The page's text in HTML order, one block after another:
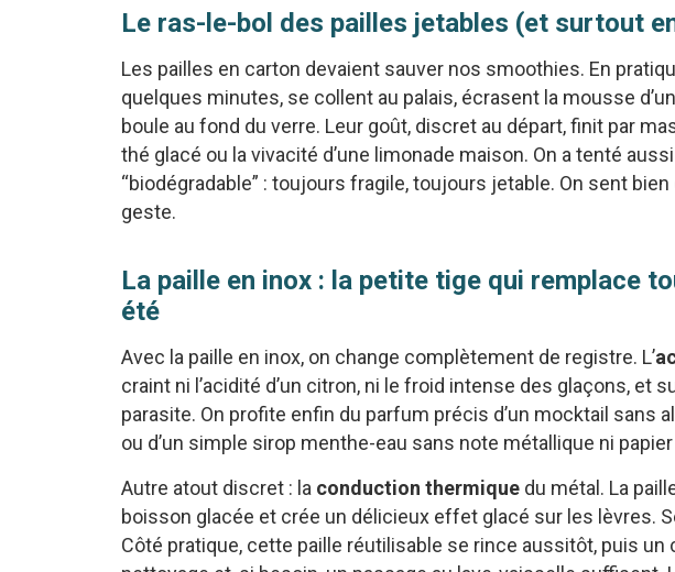
Le ras-le-bol des pailles jetables (et surtout
Les pailles en carton devaient sauver nos smoothies. En
quelques minutes, se collent au palais, écrasent la mousse
boule au fond du verre. Leur goût, discret au départ, finit par
thé glacé ou la vivacité d’une limonade maison. On a tenté
“biodégradable” : toujours fragile, toujours jetable. On sent bien
geste.
La paille en inox : la petite tige qui remplace
été
Avec la paille en inox, on change complètement de registre. L’
craint ni l’acidité d’un citron, ni le froid intense des glaçons, et
parasite. On profite enfin du parfum précis d’un mocktail sans
ou d’un simple sirop menthe-eau sans note métallique ni
Autre atout discret : la conduction thermique du métal. La
boisson glacée et crée un délicieux effet glacé sur les lèvres.
Côté pratique, cette paille réutilisable se rince aussitôt, puis un